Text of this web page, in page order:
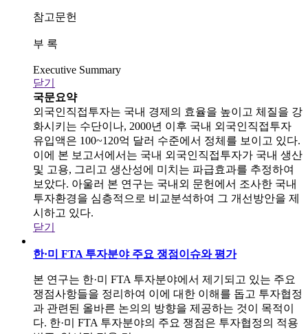
참고문헌
부 록
Executive Summary
닫기
국문요약
외국인직접투자는 국내 경제의 효율을 높이고 체질을 강
화시키는 수단이나, 2000년 이후 국내 외국인직접투자
유입액은 100~120억 달러 수준에서 정체를 보이고 있다.
이에 본 보고서에서는 국내 외국인직접투자가 국내 생산
및 고용, 그리고 생산성에 미치는 파급효과를 추정하여
보았다. 아울러 본 연구는 국내외 문헌에서 조사한 국내
투자환경을 심층적으로 비교분석하여 그 개선방안을 제
시하고 있다.
닫기
한·미 FTA 투자분야 주요 쟁점이슈와 평가
본 연구는 한·미 FTA 투자분야에서 제기되고 있는 주요
쟁점사항들을 정리하여 이에 대한 이해를 돕고 투자협정
과 관련된 올바른 논의의 방향을 제공하는 것이 목적이
다. 한·미 FTA 투자분야의 주요 쟁점은 투자협정의 적용